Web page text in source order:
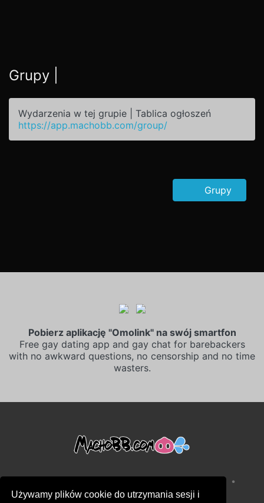
Używamy plików cookie do utrzymania sesji i
Grupy |
Wydarzenia w tej grupie | Tablica ogłoszeń
https://app.machobb.com/group/
Grupy
Pobierz aplikację "Omolink" na swój smartfon
Free gay dating app and gay chat for barebackers
with no awkward questions, no censorship and no time
wasters.
•
Polityka plików cookie •